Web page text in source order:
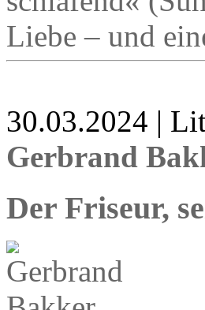
Liebe – und
30.03.2024 |
Gerbrand
Der Friseur,